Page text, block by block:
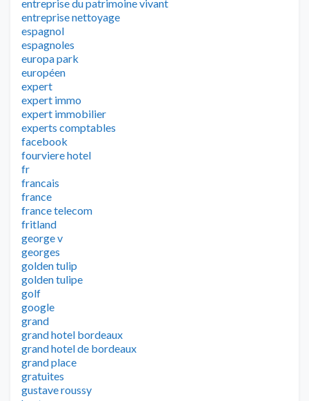
entreprise du patrimoine vivant
entreprise nettoyage
espagnol
espagnoles
europa park
européen
expert
expert immo
expert immobilier
experts comptables
facebook
fourviere hotel
fr
francais
france
france telecom
fritland
george v
georges
golden tulip
golden tulipe
golf
google
grand
grand hotel bordeaux
grand hotel de bordeaux
grand place
gratuites
gustave roussy